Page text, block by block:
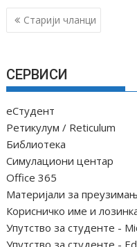
К
р
т
а
њ
е
ч
л
а
н
а
к
Старији чланци
СЕРВИСИ
еСтудент
Ретикулум / Reticulum
Библиотека
Симулациони центар
Office 365
Материјали за
Корисничко име и
Упутство за студенте -
Упутство за студенте -